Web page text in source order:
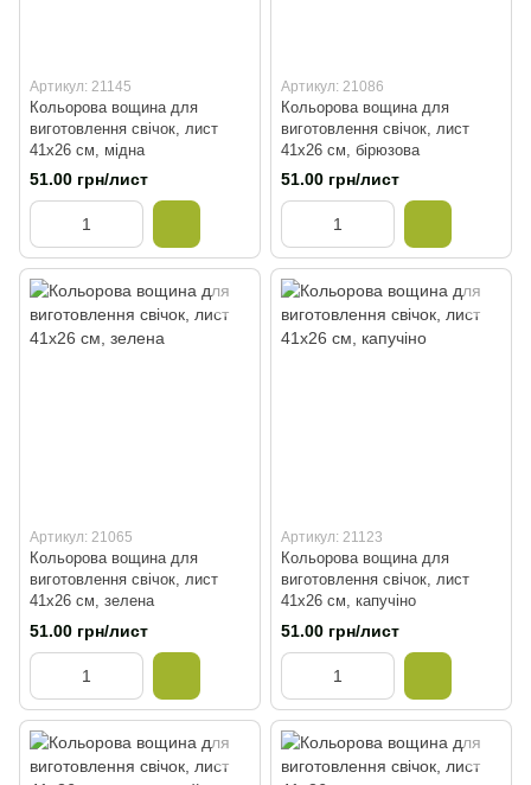
Артикул: 21145
Кольорова вощина для
виготовлення свічок, лист
41х26 см, мідна
51.00 грн/лист
Артикул: 21086
Кольорова вощина для
виготовлення свічок, лист
41х26 см, бірюзова
51.00 грн/лист
Артикул: 21065
Кольорова вощина для
виготовлення свічок, лист
41х26 см, зелена
51.00 грн/лист
Артикул: 21123
Кольорова вощина для
виготовлення свічок, лист
41х26 см, капучіно
51.00 грн/лист